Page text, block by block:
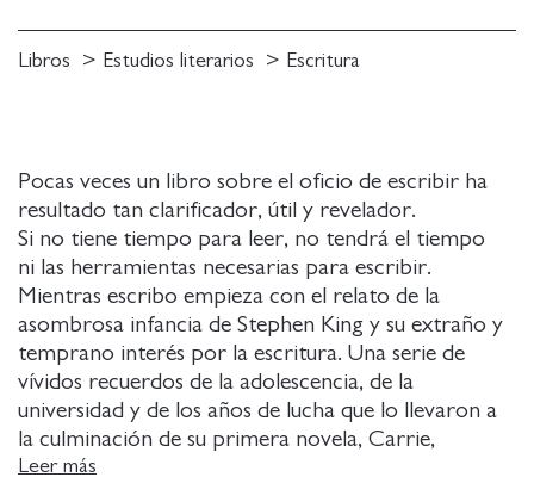
Pocas veces un libro sobre el oficio de escribir ha
resultado tan clarificador, útil y revelador.
Si no tiene tiempo para leer, no tendrá el tiempo
ni las herramientas necesarias para escribir.
Mientras escribo empieza con el relato de la
asombrosa infancia de Stephen King y su extraño y
temprano interés por la escritura. Una serie de
vívidos recuerdos de la adolescencia, de la
universidad y de los años de lucha que lo llevaron a
la culminación de su primera novela, Carrie,
aportan al lector una amena y divertida perspectiva
Leer más
Libros Estudios literarios Escritura